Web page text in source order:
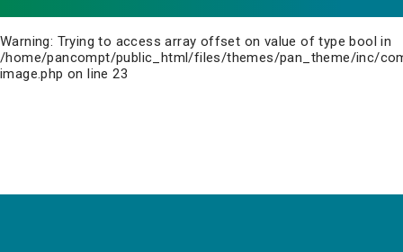
Warning: Trying to access array offset on value of type bool in
/home/pancompt/public_html/files/themes/pan_theme/inc/
image.php on line23